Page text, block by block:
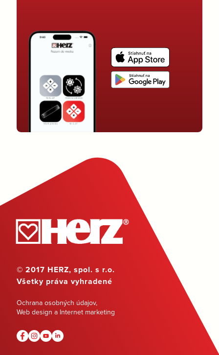
© 2017 HERZ, spol. s r.o.
Všetky práva vyhradené
Ochrana osobných údajov,
Web design a Internet marketing